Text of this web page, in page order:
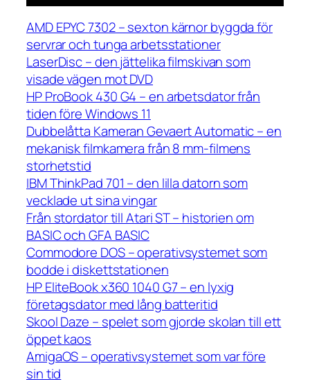
AMD EPYC 7302 – sexton kärnor byggda för
servrar och tunga arbetsstationer
LaserDisc – den jättelika filmskivan som
visade vägen mot DVD
HP ProBook 430 G4 – en arbetsdator från
tiden före Windows 11
Dubbelåtta Kameran Gevaert Automatic – en
mekanisk filmkamera från 8 mm-filmens
storhetstid
IBM ThinkPad 701 – den lilla datorn som
vecklade ut sina vingar
Från stordator till Atari ST – historien om
BASIC och GFA BASIC
Commodore DOS – operativsystemet som
bodde i diskettstationen
HP EliteBook x360 1040 G7 – en lyxig
företagsdator med lång batteritid
Skool Daze – spelet som gjorde skolan till ett
öppet kaos
AmigaOS – operativsystemet som var före
sin tid